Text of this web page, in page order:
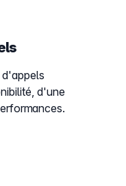
d'une